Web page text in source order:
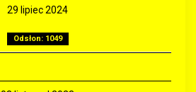
29 lipiec 2024
Odsłon: 1049